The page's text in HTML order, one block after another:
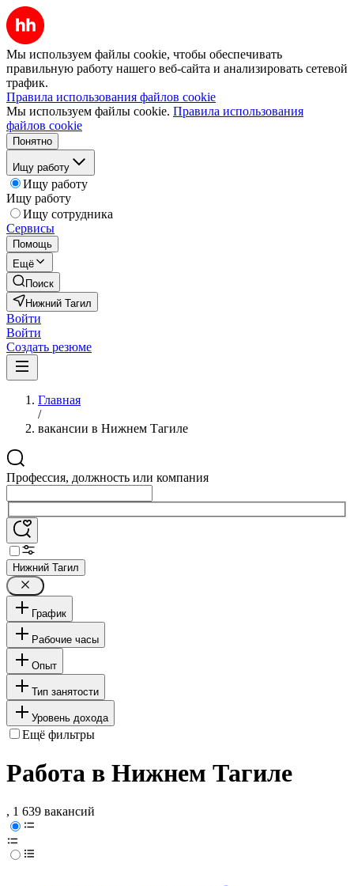
Мы используем файлы cookie, чтобы обеспечивать
правильную работу нашего веб-сайта и анализировать сетевой
трафик.
Правила использования файлов cookie
Мы используем файлы cookie. Правила использования
файлов cookie
Понятно
Ищу работу
Ищу работу
Ищу работу
Ищу сотрудника
Сервисы
Помощь
Ещё
Поиск
Нижний Тагил
Войти
Войти
Создать резюме
Главная
/
вакансии в Нижнем Тагиле
Профессия, должность или компания
Нижний Тагил
График
Рабочие часы
Опыт
Тип занятости
Уровень дохода
Ещё фильтры
Работа в Нижнем Тагиле
, 1 639 вакансий